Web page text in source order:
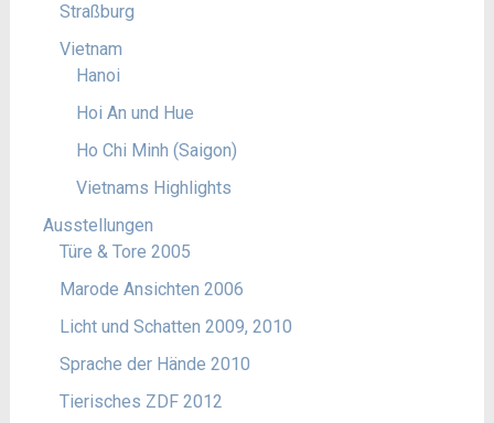
Straßburg
Vietnam
Hanoi
Hoi An und Hue
Ho Chi Minh (Saigon)
Vietnams Highlights
Ausstellungen
Türe & Tore 2005
Marode Ansichten 2006
Licht und Schatten 2009, 2010
Sprache der Hände 2010
Tierisches ZDF 2012